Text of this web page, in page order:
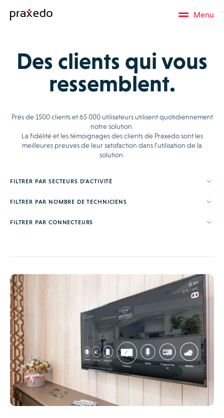
Menu
Des clients qui vous
ressemblent.
Près de 1500 clients et 65 000 utilisateurs utilisent quotidiennement
notre solution.
La fidélité et les témoignages des clients de Praxedo sont les
meilleures preuves de leur satisfaction dans l’utilisation de la
solution.